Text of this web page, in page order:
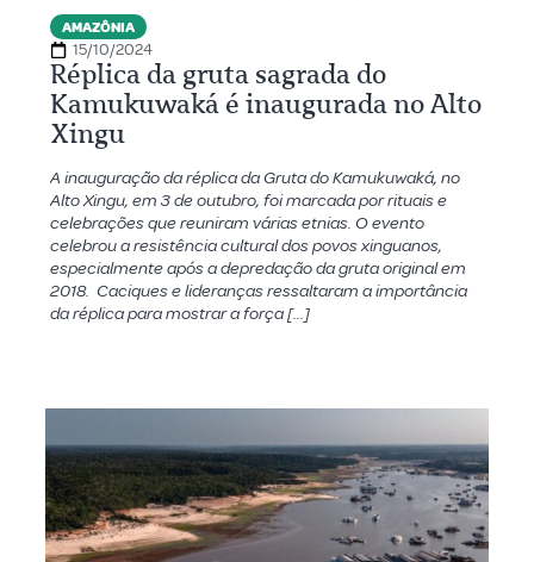
AMAZÔNIA
15/10/2024
Réplica da gruta sagrada do
Kamukuwaká é inaugurada no Alto
Xingu
A inauguração da réplica da Gruta do Kamukuwaká, no
Alto Xingu, em 3 de outubro, foi marcada por rituais e
celebrações que reuniram várias etnias. O evento
celebrou a resistência cultural dos povos xinguanos,
especialmente após a depredação da gruta original em
2018. Caciques e lideranças ressaltaram a importância
da réplica para mostrar a força […]